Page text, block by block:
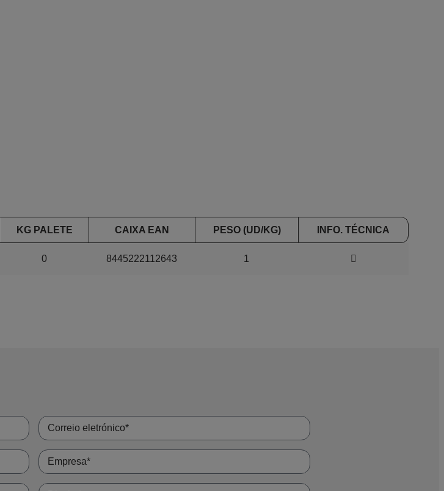
KG PALETE CAIXA EAN PESO (UD/KG) INFO. TÉCNICA
0 8445222112643 1